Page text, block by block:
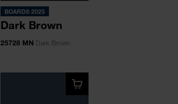
BOARDS 2025
Dark Brown
25728 MN Dark Brown